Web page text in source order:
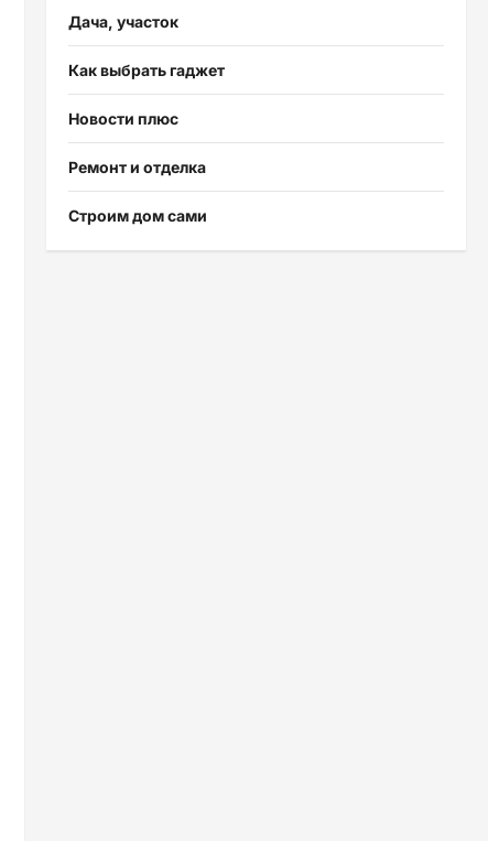
Дача, участок
Как выбрать гаджет
Новости плюс
Ремонт и отделка
Строим дом сами